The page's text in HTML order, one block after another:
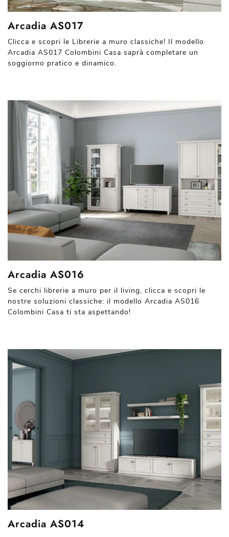
Arcadia AS017
Clicca e scopri le Librerie a muro classiche! Il modello
Arcadia AS017 Colombini Casa saprà completare un
soggiorno pratico e dinamico.
Arcadia AS016
Se cerchi librerie a muro per il living, clicca e scopri le
nostre soluzioni classiche: il modello Arcadia AS016
Colombini Casa ti sta aspettando!
Arcadia AS014